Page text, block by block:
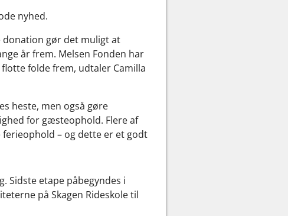
nyhed.
donation gør det muligt at
år frem. Melsen Fonden har
folde frem, udtaler Camilla
heste, men også gøre
for gæsteophold. Flere af
– og dette er et godt
Sidste etape påbegyndes i
på Skagen Rideskole til